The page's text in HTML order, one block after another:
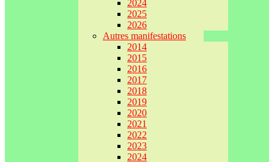
2024
2025
2026
Autres manifestations
2014
2015
2016
2017
2018
2019
2020
2021
2022
2023
2024